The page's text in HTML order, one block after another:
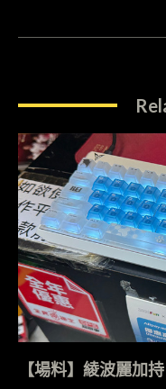
【場料】綾波麗加